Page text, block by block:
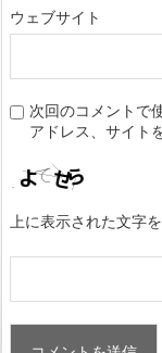
ウェブサイト
次回のコメントで
アドレス、サイト
上に表示された文字